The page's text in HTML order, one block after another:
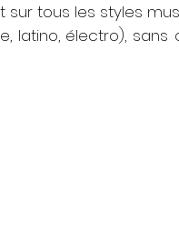
tous les styles
latino, électro),